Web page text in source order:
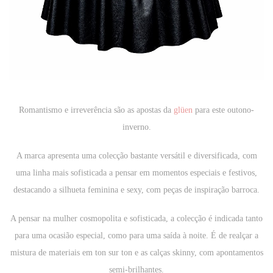
Romantismo e irreverência são as apostas da glüen para este outono-
inverno.
A marca apresenta uma colecção bastante versátil e diversificada, com
uma linha mais sofisticada a pensar em momentos especiais e festivos,
destacando a silhueta feminina e sexy, com peças de inspiração barroca.
A pensar na mulher cosmopolita e sofisticada, a colecção é indicada tanto
para uma ocasião especial, como para uma saída à noite. É de realçar a
mistura de materiais em ton sur ton e as calças skinny, com apontamentos
semi-brilhantes